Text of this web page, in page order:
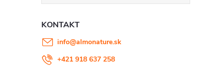
KONTAKT
info@almonature.sk
+421 918 637 258